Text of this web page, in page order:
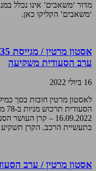
מדור ‘משאבים’ אינו נכלל
‘משאבים’ הקליקו כאן.
ערב הסעודית משקיעה
16 ביולי 2022
לאסטון מרטין חובות בסך
בתעשיית הרכב. הקרן תשקיע 78 מ׳ ליש״ט
אסטון מרטין / ערב